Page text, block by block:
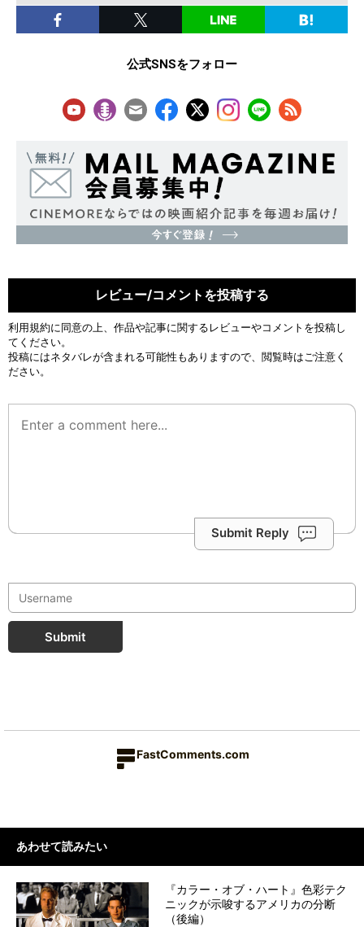
公式SNSをフォロー
レビュー/コメントを投稿する
利用規約に同意の上、作品や記事に関するレビューやコメントを投稿し
てください。
投稿にはネタバレが含まれる可能性もありますので、閲覧時はご注意く
ださい。
Submit Reply
Submit
FastComments.com
あわせて読みたい
『カラー・オブ・ハート』色彩テク
ニックが示唆するアメリカの分断
（後編）